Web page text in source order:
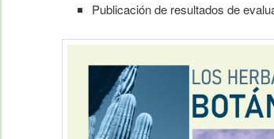
Publicación de resultados de